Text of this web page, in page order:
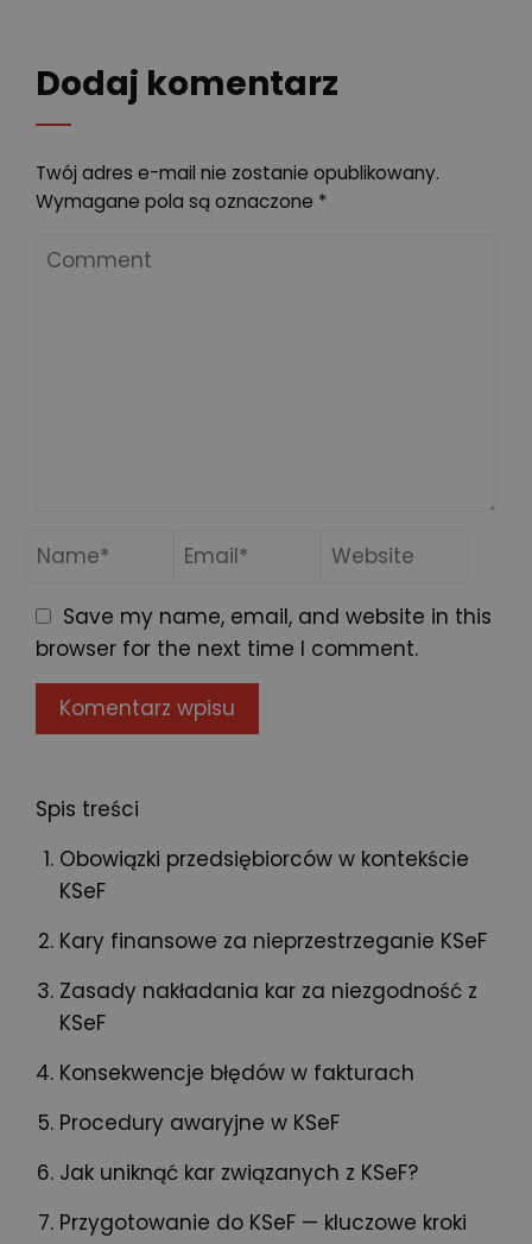
Dodaj komentarz
Twój adres e-mail nie zostanie opublikowany.
Wymagane pola są oznaczone *
Save my name, email, and website in this
browser for the next time I comment.
Spis treści
Obowiązki przedsiębiorców w kontekście
KSeF
Kary finansowe za nieprzestrzeganie KSeF
Zasady nakładania kar za niezgodność z
KSeF
Konsekwencje błędów w fakturach
Procedury awaryjne w KSeF
Jak uniknąć kar związanych z KSeF?
Przygotowanie do KSeF — kluczowe kroki